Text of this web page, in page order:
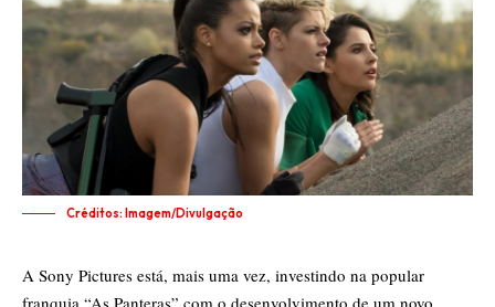
Créditos: Imagem/Divulgação
A Sony Pictures está, mais uma vez, investindo na popular